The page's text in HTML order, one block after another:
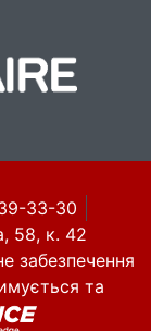
33-30
58, к. 42
забезпечення
та